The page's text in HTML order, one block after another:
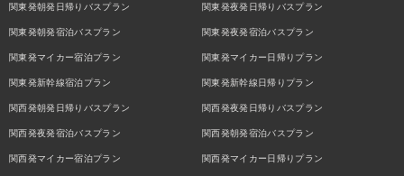
関東発朝発日帰りバスプラン 関東発夜発日帰りバスプラン
関東発朝発宿泊バスプラン 関東発夜発宿泊バスプラン
関東発マイカー宿泊プラン 関東発マイカー日帰りプラン
関東発新幹線宿泊プラン 関東発新幹線日帰りプラン
関西発朝発日帰りバスプラン 関西発夜発日帰りバスプラン
関西発夜発宿泊バスプラン 関西発朝発宿泊バスプラン
関西発マイカー宿泊プラン 関西発マイカー日帰りプラン